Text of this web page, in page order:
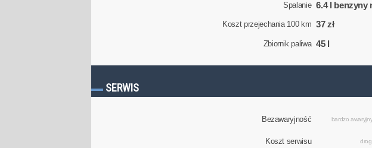
Spalanie 6.4 l benzyny
Koszt przejechania 100 km 37 zł
Zbiornik paliwa 45 l
SERWIS
Bezawaryjność bardzo
Koszt serwisu